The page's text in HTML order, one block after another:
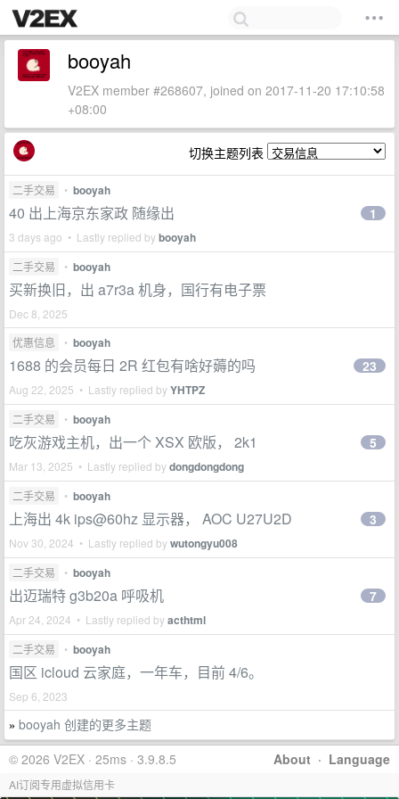
booyah
V2EX member #268607, joined on 2017-11-20 17:10:58
+08:00
切换主题列表
二手交易 • booyah
40 出上海京东家政 随缘出
3 days ago • Lastly replied bybooyah
1
二手交易 • booyah
买新换旧，出 a7r3a 机身，国行有电子票
Dec 8, 2025
优惠信息
• booyah
1688 的会员每日 2R 红包有啥好薅的吗
Aug 22, 2025 • Lastly replied byYHTPZ
23
二手交易 • booyah
吃灰游戏主机，出一个 XSX 欧版， 2k1
Mar 13, 2025 • Lastly replied bydongdongdong
5
二手交易 • booyah
上海出 4k ips@60hz 显示器， AOC U27U2D
Nov 30, 2024 • Lastly replied bywutongyu008
3
二手交易 • booyah
出迈瑞特 g3b20a 呼吸机
Apr 24, 2024 • Lastly replied byacthtml
7
二手交易 • booyah
国区 icloud 云家庭，一年车，目前 4/6。
Sep 6, 2023
» booyah 创建的更多主题
About · Language
© 2026 V2EX · 25ms · 3.9.8.5
AI订阅专用虚拟信用卡